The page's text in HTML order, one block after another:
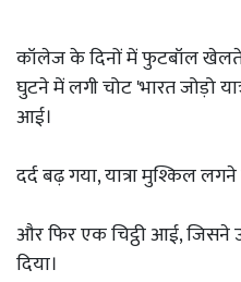
कॉलेज के दिनों में फुटबॉल
घुटने में लगी चोट 'भारत जोड़ो
आई।
दर्द बढ़ गया, यात्रा मुश्किल
और फिर एक चिट्ठी आई, जिसने
दिया।